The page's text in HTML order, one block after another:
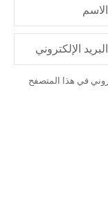
الاسم
البريد الإلكتروني
في هذا المتصفح